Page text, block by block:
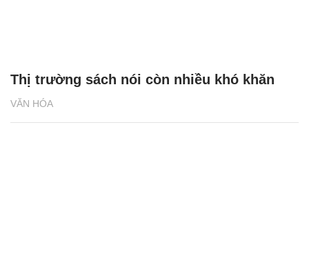
VĂN HÓA
Thị trường sách nói còn nhiều khó khăn